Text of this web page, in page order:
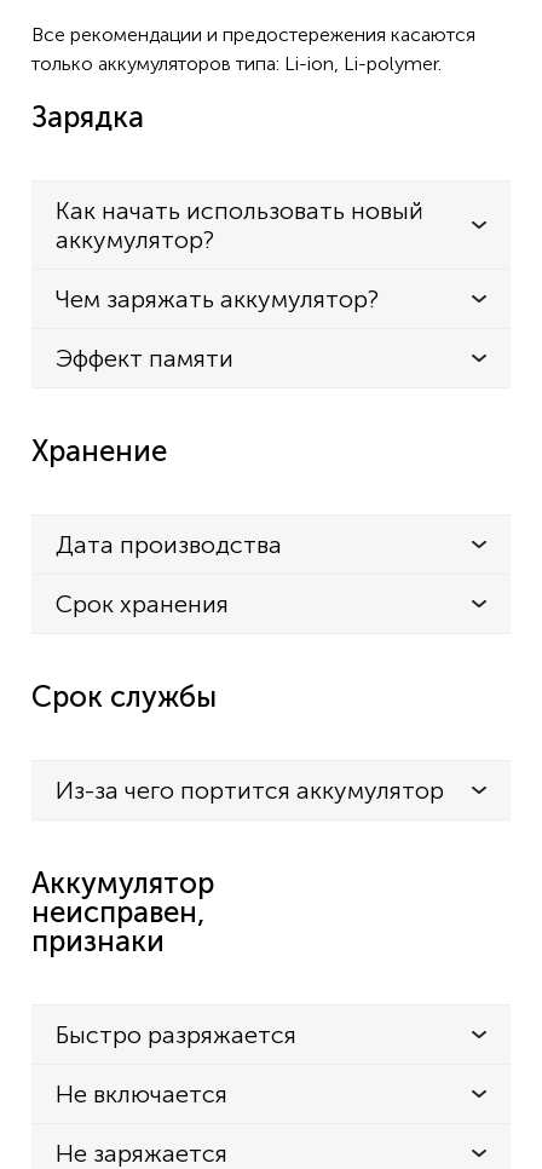
Все рекомендации и предостережения касаются
только аккумуляторов типа: Li-ion, Li-polymer.
Зарядка
Как начать использовать новый
аккумулятор?
Чем заряжать аккумулятор?
Эффект памяти
Хранение
Дата производства
Срок хранения
Срок службы
Из-за чего портится аккумулятор
Аккумулятор
неисправен,
признаки
Быстро разряжается
Не включается
Не заряжается